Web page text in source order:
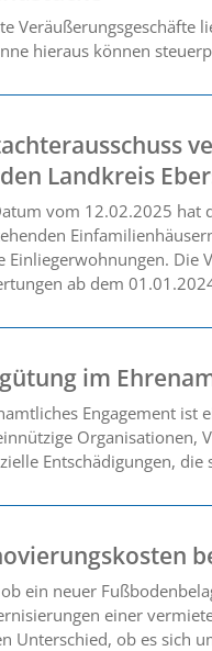
Veräußerungsgeschäfte
hieraus können
Landkreis
vom 12.02.2025 hat
Einliegerwohnungen. Die
ab dem
im
Engagement ist
Organisationen,
Entschädigungen,
ob ein neuer
einer
Unterschied, ob es sich